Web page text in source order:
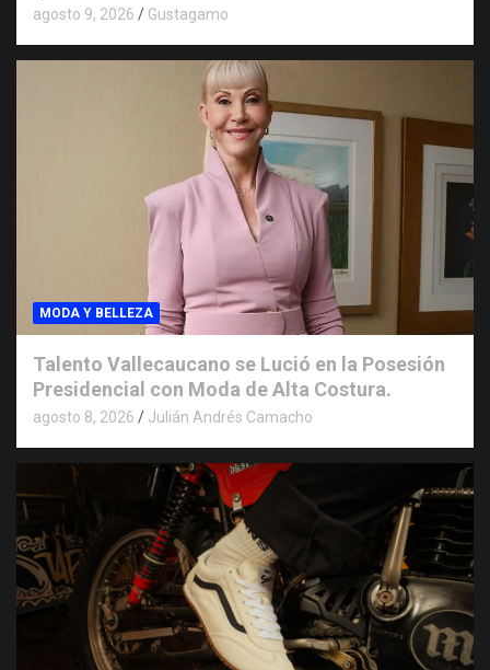
agosto 9, 2026 Gustagamo
MODA Y BELLEZA
Talento Vallecaucano se Lució en la Posesión
Presidencial con Moda de Alta Costura.
agosto 8, 2026 Julián Andrés Camacho